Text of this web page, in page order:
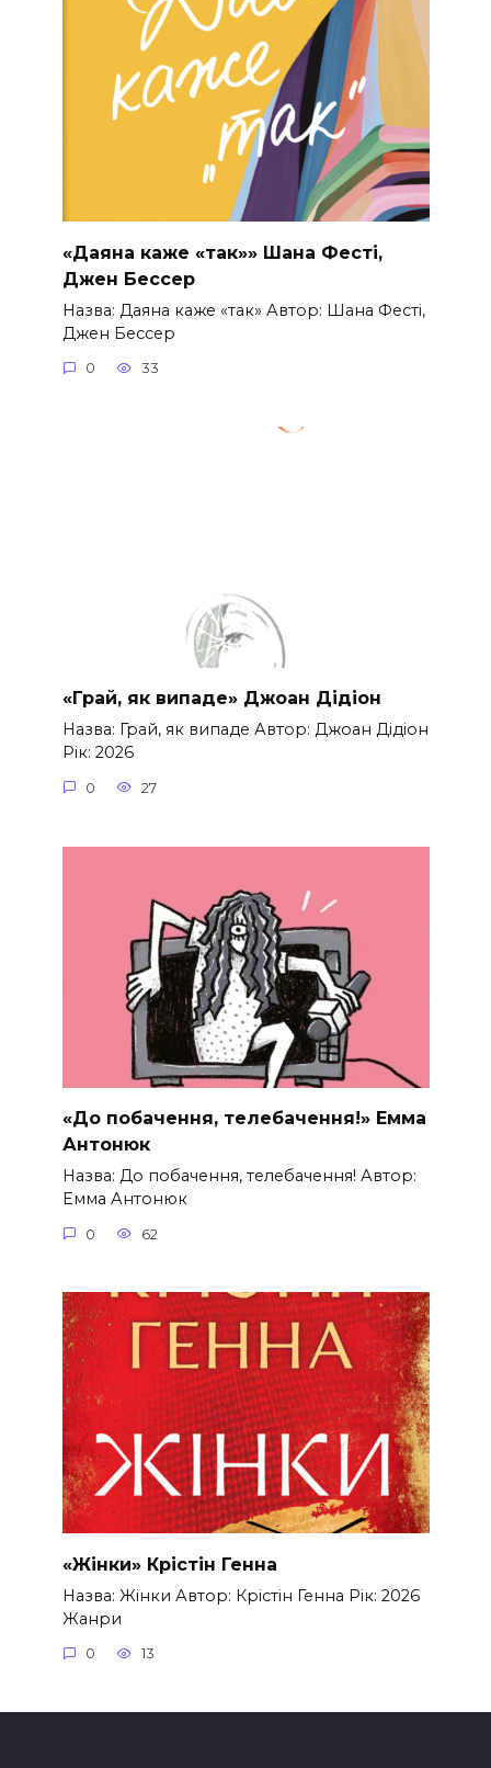
«Даяна каже «так»» Шана Фесті,
Джен Бессер
Назва: Даяна каже «так» Автор: Шана Фесті,
Джен Бессер
0 33
«Грай, як випаде» Джоан Дідіон
Назва: Грай, як випаде Автор: Джоан Дідіон
Рік: 2026
0 27
«До побачення, телебачення!» Емма
Антонюк
Назва: До побачення, телебачення! Автор:
Емма Антонюк
0 62
«Жінки» Крістін Генна
Назва: Жінки Автор: Крістін Генна Рік: 2026
Жанри
0 13